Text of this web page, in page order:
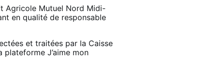
Agricole Mutuel Nord Midi-
en qualité de responsable
et traitées par la Caisse
J’aime mon